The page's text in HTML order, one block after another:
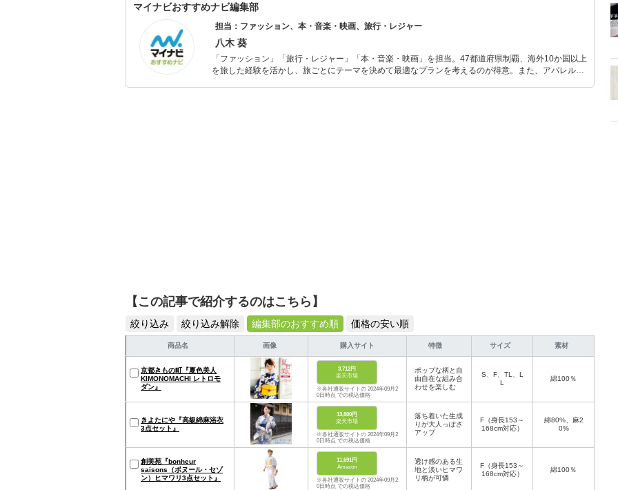
等のセミナー業も担当。 企業との和装が入るイベント運営も技術含め担当し、和装の専門家としての
しむイベントを通して着物産業の発展に貢献する事も掲げて活動。 着物を学びたい人、着物で仕事を
したい人へは和装プロデューサーとしての立場から、技術面のみならず接客、撮影スタイリストなど
もカバーできる講座を開講。 和装業界の働く環境と待遇も変えていく事も協会の掲げる理念の１つと
している。趣味で着物を楽しみたい人と働きたい人が一緒に活動できる協会の着物二ストも募集中。
着物二ストは登録無料です。
マイナビおすすめナビ編集部
担当：ファッション、本・音楽・映画、旅行・レジャー
八木 葵
「ファッション」「旅行・レジャー」「本・音楽・映画」を担当。47都道府県制覇、海外10か国以上
を旅した経験を活かし、旅ごとにテーマを決めて最適なプランを考えるのが得意。また、アパレルシ
【この記事で紹介するのはこちら】
絞り込み 絞り込み解除 編集部のおすすめ順 価格の安い順
商品名 画像 購入サイト 特徴 サイズ 素材
京都きもの町『夏色美人
KIMONOMACHI レトロモ
ダン』
3,712円
楽天市場
※各社通販サイトの 2024年09月2
0日時点 での税込価格
ポップな柄と自
由自在な組み合
わせを楽しむ
S、F、TL、L
L
綿100％
きよたにや『高級綿麻浴衣
3点セット』
13,800円
楽天市場
※各社通販サイトの 2024年09月2
0日時点 での税込価格
落ち着いた生成
りが大人っぽさ
アップ
F（身長153～
168cm対応）
綿80%、麻2
0%
創美苑『bonheur
saisons（ボヌール・セゾ
ン）ヒマワリ3点セット』
11,691円
Amazon
※各社通販サイトの 2024年09月2
0日時点 での税込価格
透け感のある生
地と淡いヒマワ
リ柄が可憐
F（身長153～
168cm対応）
綿100％